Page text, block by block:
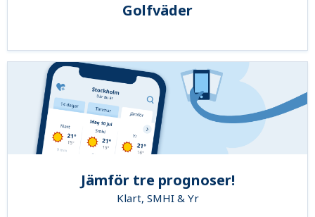
Golfväder
Jämför tre prognoser!
Klart, SMHI & Yr